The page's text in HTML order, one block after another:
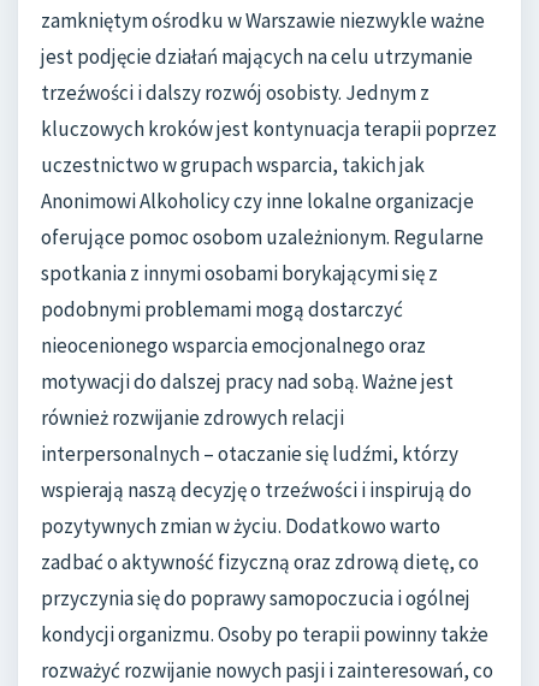
zamkniętym ośrodku w Warszawie niezwykle ważne
jest podjęcie działań mających na celu utrzymanie
trzeźwości i dalszy rozwój osobisty. Jednym z
kluczowych kroków jest kontynuacja terapii poprzez
uczestnictwo w grupach wsparcia, takich jak
Anonimowi Alkoholicy czy inne lokalne organizacje
oferujące pomoc osobom uzależnionym. Regularne
spotkania z innymi osobami borykającymi się z
podobnymi problemami mogą dostarczyć
nieocenionego wsparcia emocjonalnego oraz
motywacji do dalszej pracy nad sobą. Ważne jest
również rozwijanie zdrowych relacji
interpersonalnych – otaczanie się ludźmi, którzy
wspierają naszą decyzję o trzeźwości i inspirują do
pozytywnych zmian w życiu. Dodatkowo warto
zadbać o aktywność fizyczną oraz zdrową dietę, co
przyczynia się do poprawy samopoczucia i ogólnej
kondycji organizmu. Osoby po terapii powinny także
rozważyć rozwijanie nowych pasji i zainteresowań, co